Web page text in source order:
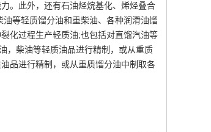
。此外，还有石油烃烷基化、烯烃叠合
等轻质馏分油和重柴油、各种润滑油馏
化过程生产轻质油;也包括对直馏汽油等
，柴油等轻质油品进行精制，或从重质
品进行精制，或从重质馏分油中制取各